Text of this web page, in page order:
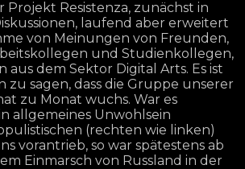
Projekt Resistenza, zunächst in
laufend aber erweitert
von Meinungen von Freunden,
und Studienkollegen,
aus dem Sektor Digital Arts. Es ist
sagen, dass die Gruppe unserer
zu Monat wuchs. War es
allgemeines Unwohlsein
(rechten wie linken)
vorantrieb, so war spätestens ab
Einmarsch von Russland in der